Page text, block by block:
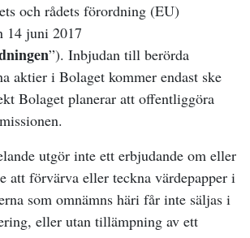
och rådets förordning (EU)
14 juni 2017
”). Inbjudan till berörda
aktier i Bolaget kommer endast ske
Bolaget planerar att offentliggöra
utgör inte ett erbjudande om eller
att förvärva eller teckna värdepapper i
som omnämns häri får inte säljas i
eller utan tillämpning av ett